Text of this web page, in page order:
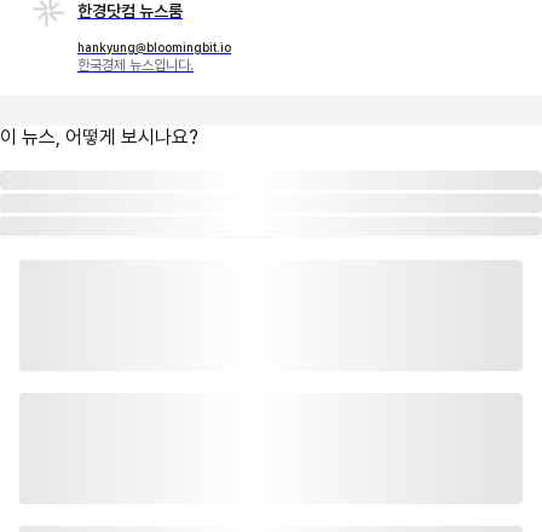
한경닷컴 뉴스룸
hankyung@bloomingbit.io
한국경제 뉴스입니다.
이 뉴스, 어떻게 보시나요?